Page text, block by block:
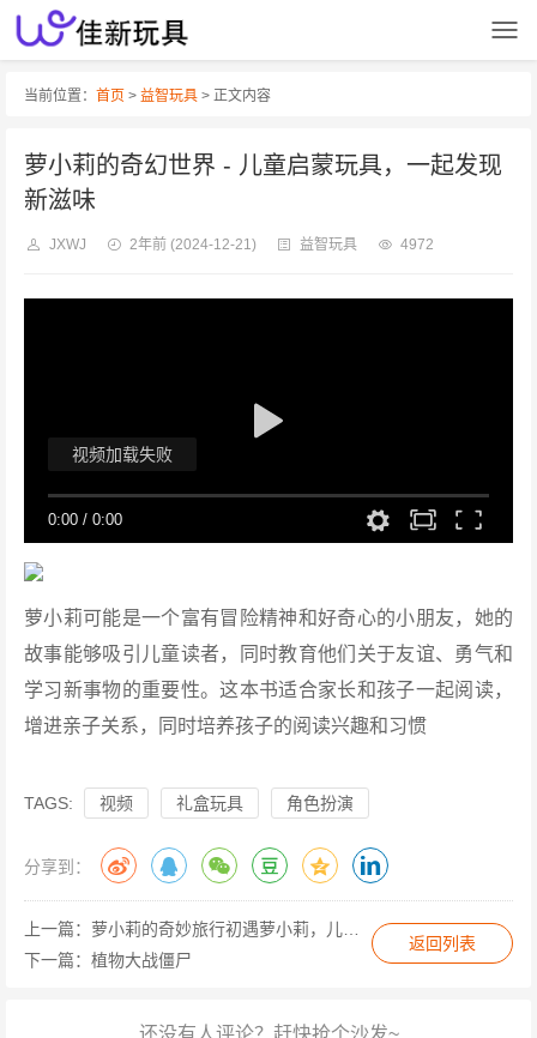
当前位置： 首页 > 益智玩具 > 正文内容
萝小莉的奇幻世界 - 儿童启蒙玩具，一起发现
新滋味
JXWJ 2年前 (2024-12-21) 益智玩具 4972
0:00 / 0:00
视频加载失败
萝小莉可能是一个富有冒险精神和好奇心的小朋友，她的
故事能够吸引儿童读者，同时教育他们关于友谊、勇气和
学习新事物的重要性。这本书适合家长和孩子一起阅读，
增进亲子关系，同时培养孩子的阅读兴趣和习惯
TAGS: 视频 礼盒玩具 角色扮演
分享到：
返回列表
上一篇： 萝小莉的奇妙旅行初遇萝小莉，儿童启蒙寻味之旅过家家
下一篇： 植物大战僵尸